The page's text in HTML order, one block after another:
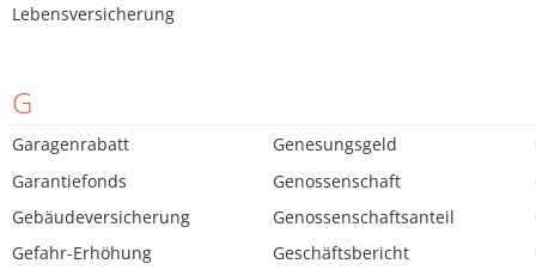
Lebensversicherung
G
Garagenrabatt
Garantiefonds
Gebäudeversicherung
Gefahr-Erhöhung
Genesungsgeld
Genossenschaft
Genossenschaftsanteil
Geschäftsbericht